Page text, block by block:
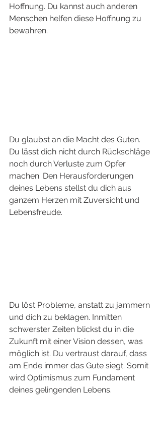
Hoffnung. Du kannst auch anderen
Menschen helfen diese Hoffnung zu
bewahren.
Du glaubst an die Macht des Guten.
Du lässt dich nicht durch Rückschläge
noch durch Verluste zum Opfer
machen. Den Herausforderungen
deines Lebens stellst du dich aus
ganzem Herzen mit Zuversicht und
Lebensfreude.
Du löst Probleme, anstatt zu jammern
und dich zu beklagen. Inmitten
schwerster Zeiten blickst du in die
Zukunft mit einer Vision dessen, was
möglich ist. Du vertraust darauf, dass
am Ende immer das Gute siegt. Somit
wird Optimismus zum Fundament
deines gelingenden Lebens.